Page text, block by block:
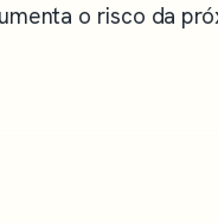
o risco da